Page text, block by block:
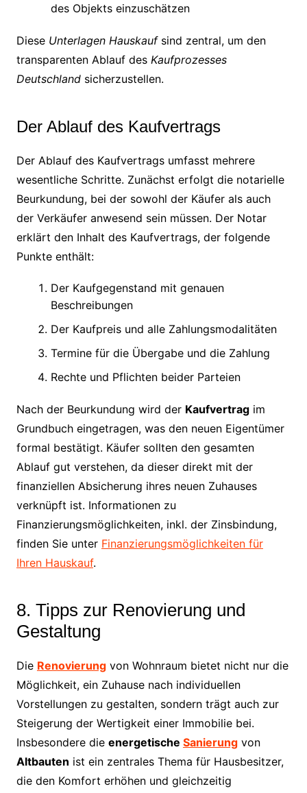
des Objekts einzuschätzen
Diese Unterlagen Hauskaufsind zentral, um den
transparenten Ablauf des Kaufprozesses
Deutschlandsicherzustellen.
Der Ablauf des Kaufvertrags
Der Ablauf des Kaufvertrags umfasst mehrere
wesentliche Schritte. Zunächst erfolgt die notarielle
Beurkundung, bei der sowohl der Käufer als auch
der Verkäufer anwesend sein müssen. Der Notar
erklärt den Inhalt des Kaufvertrags, der folgende
Punkte enthält:
Der Kaufgegenstand mit genauen
Beschreibungen
Der Kaufpreis und alle Zahlungsmodalitäten
Termine für die Übergabe und die Zahlung
Rechte und Pflichten beider Parteien
Nach der Beurkundung wird der Kaufvertragim
Grundbuch eingetragen, was den neuen Eigentümer
formal bestätigt. Käufer sollten den gesamten
Ablauf gut verstehen, da dieser direkt mit der
finanziellen Absicherung ihres neuen Zuhauses
verknüpft ist. Informationen zu
Finanzierungsmöglichkeiten, inkl. der Zinsbindung,
finden Sie unter Finanzierungsmöglichkeiten für
Ihren Hauskauf.
8. Tipps zur Renovierung und
Gestaltung
Die Renovierungvon Wohnraum bietet nicht nur die
Möglichkeit, ein Zuhause nach individuellen
Vorstellungen zu gestalten, sondern trägt auch zur
Steigerung der Wertigkeit einer Immobilie bei.
Insbesondere die energetische Sanierungvon
Altbauten ist ein zentrales Thema für Hausbesitzer,
die den Komfort erhöhen und gleichzeitig